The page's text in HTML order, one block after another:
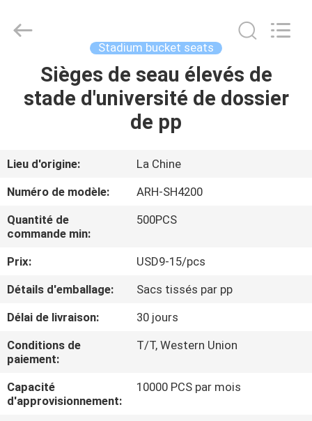
MAISON
AU
SUJET
DE
NOUS
VISITE
CONTRÔLE
DE
QUALITÉ
Chongqing
Aireach
Stadium bucket seats
Sièges de seau élevés de
stade d'université de dossier
de pp
Lieu d'origine:
La Chine
Numéro de modèle:
ARH-SH4200
Quantité de
commande min:
500PCS
Prix:
USD9-15/pcs
Détails d'emballage:
Sacs tissés par pp
Délai de livraison:
30 jours
Conditions de
paiement:
T/T, Western Union
Capacité
d'approvisionnement:
10000 PCS par mois